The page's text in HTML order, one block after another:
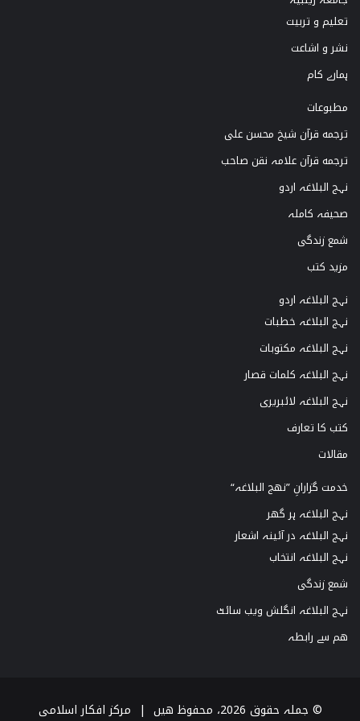
تعلیم و تربیت
نشر و اشاعت
ہمارے کام
مطبوعات
ترجمه قرآن شیخ محسن علی
ترجمه قرآن علامہ نقن صاحب
نہج البلاغہ اردو
صحیفہ کاملہ
شمع زندگی
مزید کتب
نہج البلاغہ اردو
نہج البلاغہ خطبات
نہج البلاغہ مکتوبات
نہج البلاغہ کلمات قصار
نہج البلاغہ لائبریری
کتب کا تعارف
مقالات
خدمت گزارانِ ”نھج البلاغہ“
نہج البلاغہ ہر گھر
نہج البلاغہ در آئینہ اشعار
نہج البلاغہ انتخاب
شمع زندگی
نہج البلاغہ انگلش ویب سائٹ
ھم سے رابطہ
© جملہ حقوق 2026، محفوظ ھیں | مرکز افکار اسلامی